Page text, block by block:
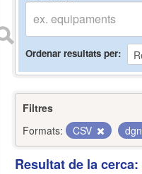
Ordenar resultats per
Filtres
Formats:
CSV
Resultat de la